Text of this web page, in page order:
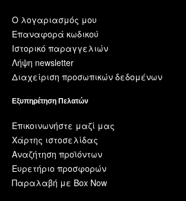
Ο λογαριασμός μου
Επαναφορά κωδικού
Ιστορικό παραγγελιών
Λήψη newsletter
Διαχείριση προσωπικών δεδομένων
Εξυπηρέτηση Πελατών
Επικοινωνήστε μαζί μας
Χάρτης ιστοσελίδας
Αναζήτηση προϊόντων
Ευρετήριο προσφορών
Παραλαβή με Box Now